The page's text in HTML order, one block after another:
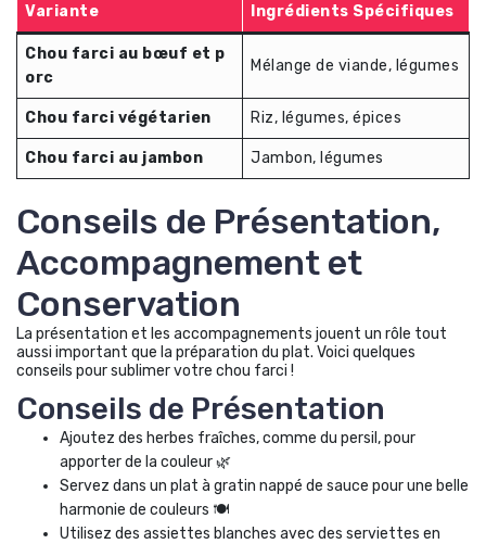
Variante Ingrédients Spécifiques
Chou farci au bœuf et p
orc
Mélange de viande, légumes
Chou farci végétarien Riz, légumes, épices
Chou farci au jambon Jambon, légumes
Conseils de Présentation,
Accompagnement et
Conservation
La présentation et les accompagnements jouent un rôle tout
aussi important que la préparation du plat. Voici quelques
conseils pour sublimer votre chou farci !
Conseils de Présentation
Ajoutez des herbes fraîches, comme du persil, pour
apporter de la couleur 🌿
Servez dans un plat à gratin nappé de sauce pour une belle
harmonie de couleurs 🍽️
Utilisez des assiettes blanches avec des serviettes en